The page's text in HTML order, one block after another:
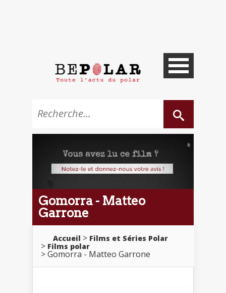
Gomorra - Matteo
Garrone
Accueil
Films et Séries Polar
Films polar
Gomorra - Matteo Garrone